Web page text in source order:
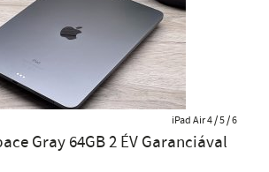
iPad Air 4 / 5 / 6
Gray 64GB 2 ÉV Garanciával